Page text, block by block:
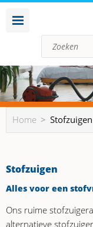
Home Stofzuigen
Stofzuigen
Alles voor een
Ons ruime
alternatieve